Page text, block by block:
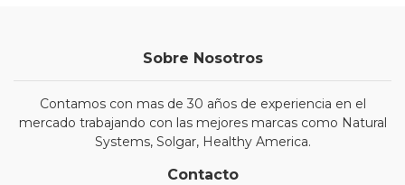
Sobre Nosotros
Contamos con mas de 30 años de experiencia en el
mercado trabajando con las mejores marcas como Natural
Systems, Solgar, Healthy America.
Contacto